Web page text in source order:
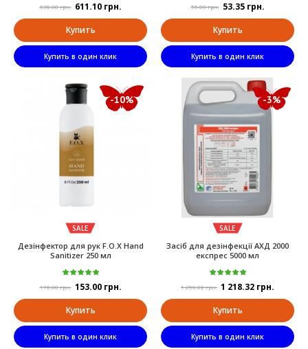
630.00 грн. 611.10 грн.
Купить
Купить в один клик
55.00 грн. 53.35 грн.
Купить
Купить в один клик
-10%
SALE
Дезінфектор для рук F.O.X Hand
Sanitizer 250 мл
170.00 грн. 153.00 грн.
Купить
Купить в один клик
-3%
SALE
Засіб для дезінфекції АХД 2000
експрес 5000 мл
1 256.00 грн. 1 218.32 грн.
Купить
Купить в один клик